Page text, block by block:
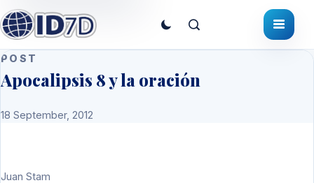
POST
Apocalipsis 8 y la oración
18 September, 2012
Juan Stam